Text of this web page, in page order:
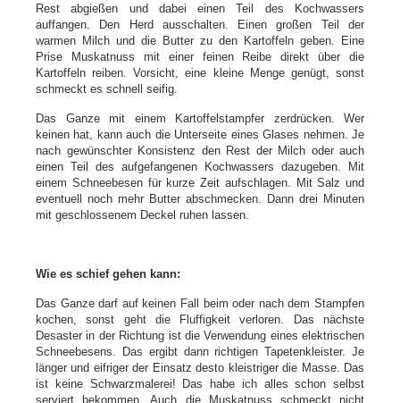
Rest abgießen und dabei einen Teil des Kochwassers
auffangen. Den Herd ausschalten. Einen großen Teil der
warmen Milch und die Butter zu den Kartoffeln geben. Eine
Prise Muskatnuss mit einer feinen Reibe direkt über die
Kartoffeln reiben. Vorsicht, eine kleine Menge genügt, sonst
schmeckt es schnell seifig.
Das Ganze mit einem Kartoffelstampfer zerdrücken. Wer
keinen hat, kann auch die Unterseite eines Glases nehmen. Je
nach gewünschter Konsistenz den Rest der Milch oder auch
einen Teil des aufgefangenen Kochwassers dazugeben. Mit
einem Schneebesen für kurze Zeit aufschlagen. Mit Salz und
eventuell noch mehr Butter abschmecken. Dann drei Minuten
mit geschlossenem Deckel ruhen lassen.
Wie es schief gehen kann:
Das Ganze darf auf keinen Fall beim oder nach dem Stampfen
kochen, sonst geht die Fluffigkeit verloren. Das nächste
Desaster in der Richtung ist die Verwendung eines elektrischen
Schneebesens. Das ergibt dann richtigen Tapetenkleister. Je
länger und eifriger der Einsatz desto kleistriger die Masse. Das
ist keine Schwarzmalerei! Das habe ich alles schon selbst
serviert bekommen. Auch die Muskatnuss schmeckt nicht